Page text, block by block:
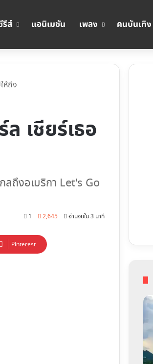
รีส์ แอนิเมชัน เพลง คนบันเทิง
ห้ถึง
เชียร์เธอ
ลถึงอเมริกา Let's Go
1 2,645 อ่านจบใน 3 นาที
Pinterest